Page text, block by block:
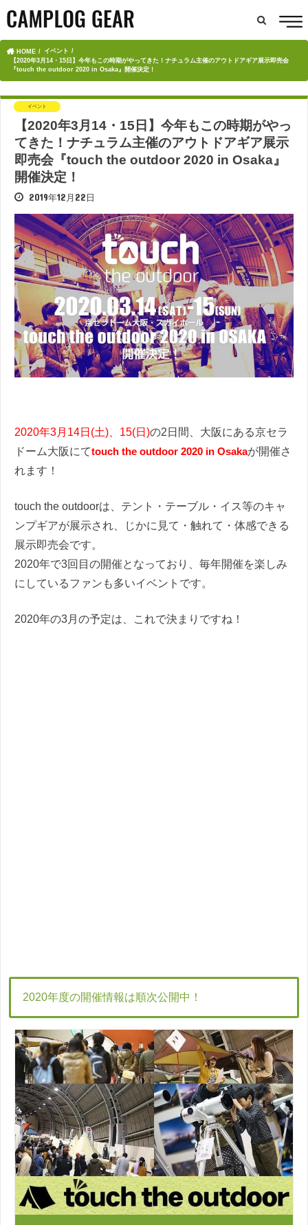
HOME
イベント
【2020年3月14・15日】今年もこの時期がやってきた！ナチュラム主催のアウトドアギア展示即売会
『touch the outdoor 2020 in Osaka』開催決定！
イベント
【2020年3月14・15日】今年もこの時期がやっ
てきた！ナチュラム主催のアウトドアギア展示
即売会『touch the outdoor 2020 in Osaka』
開催決定！
2019年12月22日
2020年3月14日(土)、15(日)の2日間、大阪にある京セラ
ドーム大阪にてtouch the outdoor 2020 in Osakaが開催さ
れます！
touch the outdoorは、テント・テーブル・イス等のキャ
ンプギアが展示され、じかに見て・触れて・体感できる
展示即売会です。
2020年で3回目の開催となっており、毎年開催を楽しみ
にしているファンも多いイベントです。
2020年の3月の予定は、これで決まりですね！
2020年度の開催情報は順次公開中！